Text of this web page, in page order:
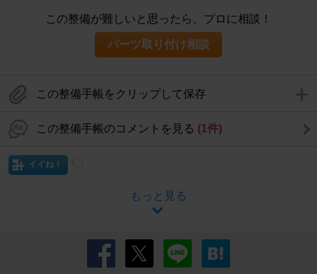
この整備が難しいと思ったら、プロに相談！
パーツ取り付け相談
この整備手帳をクリップして保存
この整備手帳のコメントを見る (1件)
イイね！
もっと見る